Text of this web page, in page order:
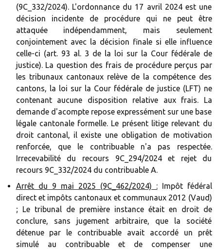
(9C_332/2024). L'ordonnance du 17 avril 2024 est une
décision incidente de procédure qui ne peut être
attaquée indépendamment, mais seulement
conjointement avec la décision finale si elle influence
celle-ci (art. 93 al. 3 de la loi sur la Cour fédérale de
justice). La question des frais de procédure perçus par
les tribunaux cantonaux relève de la compétence des
cantons, la loi sur la Cour fédérale de justice (LFT) ne
contenant aucune disposition relative aux frais. La
demande d'acompte repose expressément sur une base
légale cantonale formelle. Le présent litige relevant du
droit cantonal, il existe une obligation de motivation
renforcée, que le contribuable n'a pas respectée.
Irrecevabilité du recours 9C_294/2024 et rejet du
recours 9C_332/2024 du contribuable A.
Arrêt du 9 mai 2025 (9C_462/2024) :Impôt fédéral
direct et impôts cantonaux et communaux 2012 (Vaud)
; Le tribunal de première instance était en droit de
conclure, sans jugement arbitraire, que la société
détenue par le contribuable avait accordé un prêt
simulé au contribuable et de compenser une